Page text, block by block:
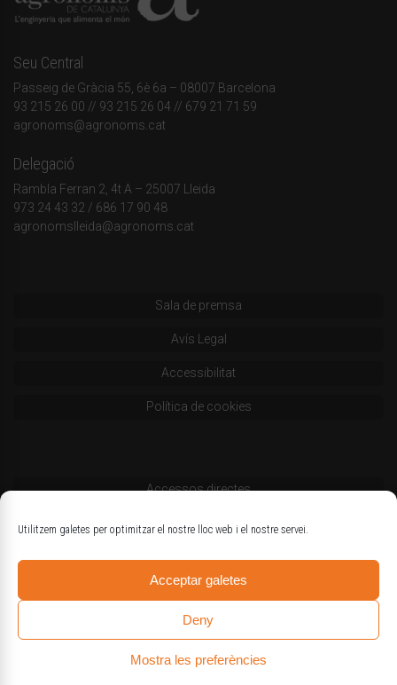
Utilitzem galetes per optimitzar el nostre lloc web i el nostre servei.
Acceptar galetes
Deny
Mostra les preferències
Seu Central
Passeig de Gràcia 55, 6è 6a – 08007 Barcelona
93 215 26 00 // 93 215 26 04 // 679 21 71 59
agronoms@agronoms.cat
Delegació
Rambla Ferran 2, 4t A – 25007 Lleida
973 24 43 32 / 686 17 90 48
agronomslleida@agronoms.cat
Sala de premsa
Avís Legal
Accessibilitat
Política de cookies
Accessos directes
Codi deontològic
Logotips oficials